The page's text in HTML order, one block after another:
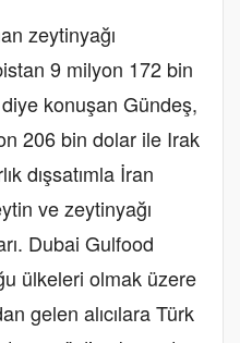
zeytinyağı
9 milyon 172 bin
diye konuşan Gündeş,
206 bin dolar ile Irak
dışsatımla İran
ve zeytinyağı
Dubai Gulfood
ülkeleri olmak üzere
gelen alıcılara Türk